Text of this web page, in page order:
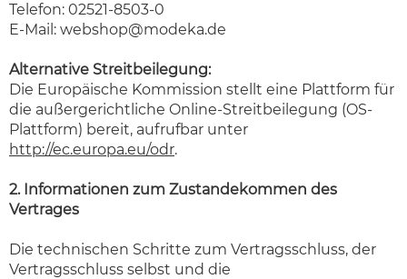
Telefon: 02521-8503-0
E-Mail: webshop@modeka.de
Alternative Streitbeilegung:
Die Europäische Kommission stellt eine Plattform für
die außergerichtliche Online-Streitbeilegung (OS-
Plattform) bereit, aufrufbar unter
http://ec.europa.eu/odr.
2. Informationen zum Zustandekommen des
Vertrages
Die technischen Schritte zum Vertragsschluss, der
Vertragsschluss selbst und die